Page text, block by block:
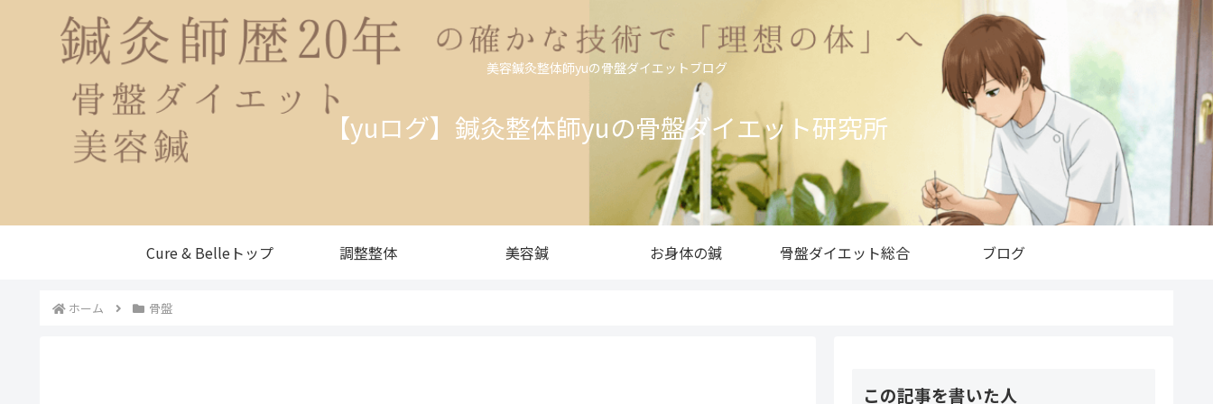
美容鍼灸整体師yuの骨盤ダイエットブログ
【yuログ】鍼灸整体師yuの骨盤ダイエット研究所
Cure & Belleトップ 調整整体 美容鍼 お身体の鍼 骨盤ダイエット総合 ブログ
ホーム 骨盤
この記事を書いた人